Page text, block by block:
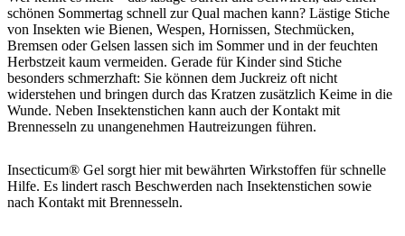
schönen Sommertag schnell zur Qual machen kann? Lästige Stiche
von Insekten wie Bienen, Wespen, Hornissen, Stechmücken,
Bremsen oder Gelsen lassen sich im Sommer und in der feuchten
Herbstzeit kaum vermeiden. Gerade für Kinder sind Stiche
besonders schmerzhaft: Sie können dem Juckreiz oft nicht
widerstehen und bringen durch das Kratzen zusätzlich Keime in die
Wunde. Neben Insektenstichen kann auch der Kontakt mit
Brennesseln zu unangenehmen Hautreizungen führen.
Insecticum® Gel sorgt hier mit bewährten Wirkstoffen für schnelle
Hilfe. Es lindert rasch Beschwerden nach Insektenstichen sowie
nach Kontakt mit Brennesseln.